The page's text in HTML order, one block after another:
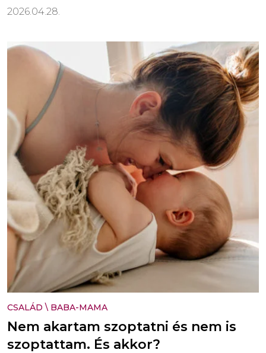
2026.04.28.
CSALÁD \ BABA-MAMA
Nem akartam szoptatni és nem is
szoptattam. És akkor?